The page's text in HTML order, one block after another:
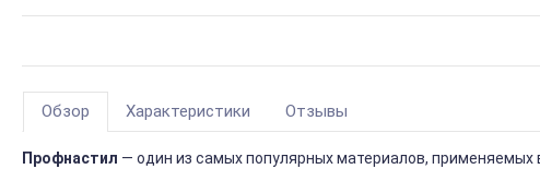
Обзор Характеристики Отзывы
Профнастил — один из самых популярных материалов,